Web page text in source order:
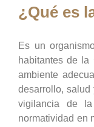
¿Qué es
Es un
habitantes de la
ambiente
desarrollo, salud
vigilancia de
normatividad en